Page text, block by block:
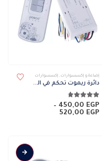
العديد
من
الأشكال
المختلفة
إضاءة و إكسسوارات , إكسسوارات
دائرة ريموت تحكم في الضوء
4.68من 5
450,00 EGP
–
520,00 EGP
نطاق